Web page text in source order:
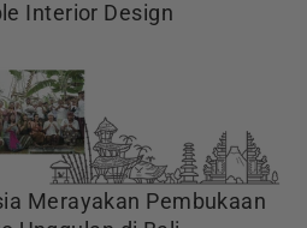
Interior Design
Merayakan Pembukaan